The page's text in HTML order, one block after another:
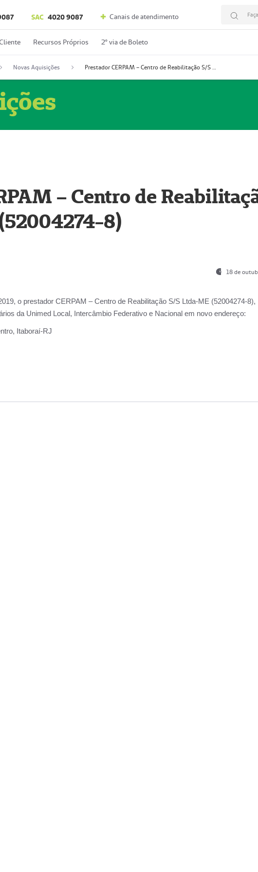
SAC 4020 9087 Canais de atendimento
Recursos Próprios 2º via de Boleto
Novas Aquisições Prestador CERPAM – Centro de Reabilitação S/S Ltda-ME (52004274-8)
– Centro de
8)
18 de
, o prestador CERPAM – Centro de Reabilitação S/S Ltda-ME (52004274-8),
da Unimed Local, Intercâmbio Federativo e Nacional em novo endereço:
Itaboraí-RJ